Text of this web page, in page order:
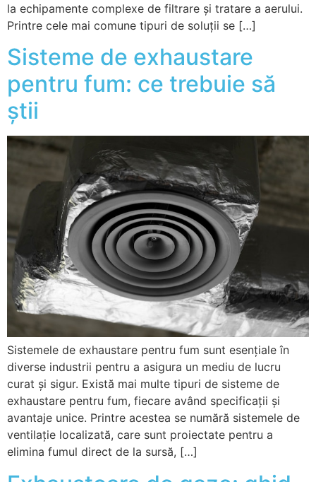
la echipamente complexe de filtrare și tratare a aerului.
Printre cele mai comune tipuri de soluții se […]
Sisteme de exhaustare
pentru fum: ce trebuie să
știi
Sistemele de exhaustare pentru fum sunt esențiale în
diverse industrii pentru a asigura un mediu de lucru
curat și sigur. Există mai multe tipuri de sisteme de
exhaustare pentru fum, fiecare având specificații și
avantaje unice. Printre acestea se numără sistemele de
ventilație localizată, care sunt proiectate pentru a
elimina fumul direct de la sursă, […]